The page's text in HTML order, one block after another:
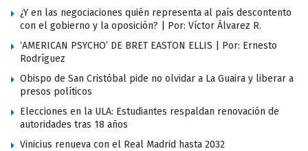
¿Y en las negociaciones quién representa al país descontento
con el gobierno y la oposición? | Por: Víctor Álvarez R.
‘AMERICAN PSYCHO’ DE BRET EASTON ELLIS | Por: Ernesto
Rodríguez
Obispo de San Cristóbal pide no olvidar a La Guaira y liberar a
presos políticos
Elecciones en la ULA: Estudiantes respaldan renovación de
autoridades tras 18 años
Vinicius renueva con el Real Madrid hasta 2032